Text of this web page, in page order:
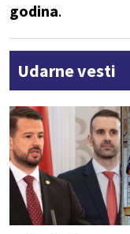
godina.
Udarne vesti